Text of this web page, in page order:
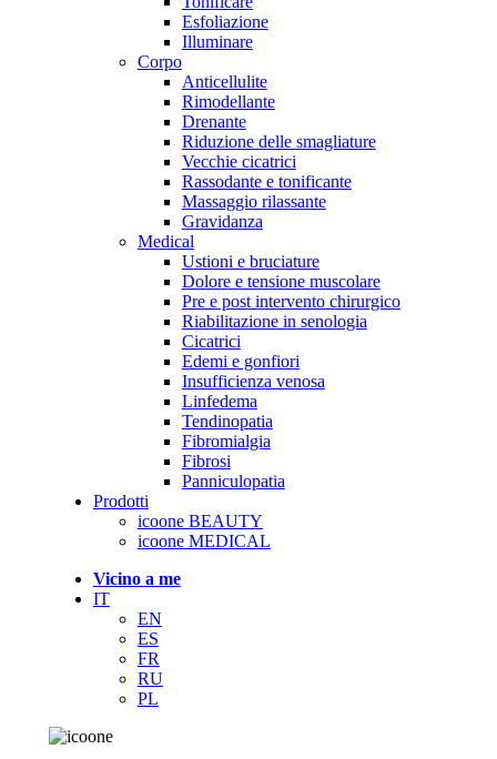
Esfoliazione
Illuminare
Corpo
Anticellulite
Rimodellante
Drenante
Riduzione delle smagliature
Vecchie cicatrici
Rassodante e tonificante
Massaggio rilassante
Gravidanza
Medical
Ustioni e bruciature
Dolore e tensione muscolare
Pre e post intervento chirurgico
Riabilitazione in senologia
Cicatrici
Edemi e gonfiori
Insufficienza venosa
Linfedema
Tendinopatia
Fibromialgia
Fibrosi
Panniculopatia
Prodotti
icoone BEAUTY
icoone MEDICAL
Vicino a me
IT
EN
ES
FR
RU
PL